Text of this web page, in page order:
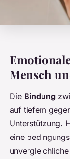
Mensch
Die Bindung
auf tiefem
Unterstützung.
eine